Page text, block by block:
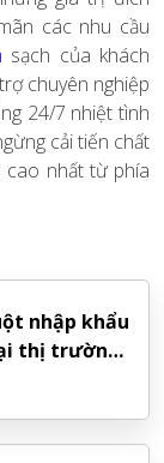
các nhu cầu
sạch của khách
chuyên nghiệp
24/7 nhiệt tình
cải tiến chất
cao nhất từ phía
nhập khẩu
thị trường